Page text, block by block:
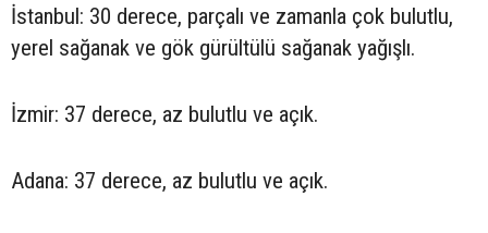
İstanbul: 30 derece, parçalı ve zamanla çok bulutlu,
yerel sağanak ve gök gürültülü sağanak yağışlı.
İzmir: 37 derece, az bulutlu ve açık.
Adana: 37 derece, az bulutlu ve açık.